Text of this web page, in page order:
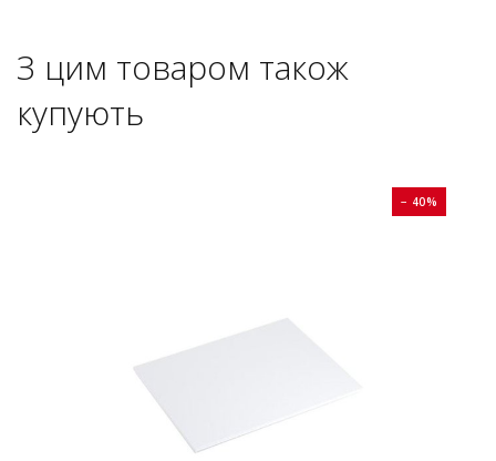
З цим товаром також
купують
− 40%